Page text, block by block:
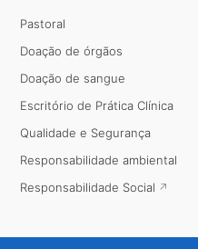
Pastoral
Doação de órgãos
Doação de sangue
Escritório de Prática Clínica
Qualidade e Segurança
Responsabilidade ambiental
Responsabilidade Social